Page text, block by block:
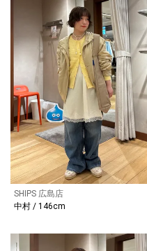
SHIPS 広島店
中村 / 146cm